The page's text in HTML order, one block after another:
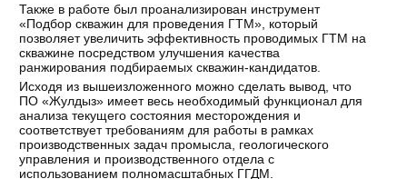
Также в работе был проанализирован инструмент
«Подбор скважин для проведения ГТМ», который
позволяет увеличить эффективность проводимых ГТМ на
скважине посредством улучшения качества
ранжирования подбираемых скважин-кандидатов.
Исходя из вышеизложенного можно сделать вывод, что
ПО «Жулдыз» имеет весь необходимый функционал для
анализа текущего состояния месторождения и
соответствует требованиям для работы в рамках
производственных задач промысла, геологического
управления и производственного отдела с
использованием полномасштабных ГГДМ.